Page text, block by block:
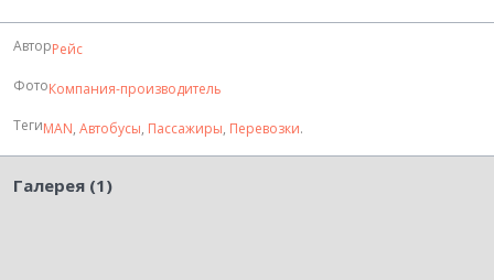
АвторРейс
ФотоКомпания-производитель
ТегиMAN, Автобусы, Пассажиры, Перевозки.
Галерея (1)